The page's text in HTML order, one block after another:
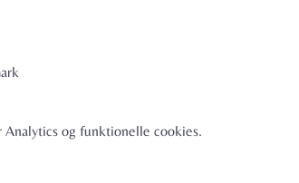
og funktionelle cookies.